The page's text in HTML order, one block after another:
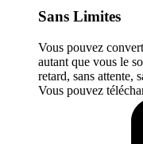
Sans Limites
Vous pouvez
autant que vous le
retard, sans attente,
Vous pouvez